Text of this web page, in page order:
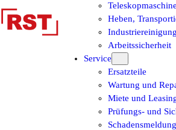
Heben,
Industriereinigung
Arbeitssicherheit
Service
Ersatzteile
Wartung und
Miete und
Prüfungs- und
Schadensmeldung